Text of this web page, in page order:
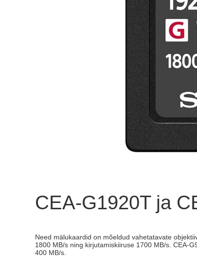
CEA-G1920T ja
Need mälukaardid on mõeldud vahetatavate
1800 MB/s ning kirjutamiskiiruse 1700 MB/s. CEA-
400 MB/s.